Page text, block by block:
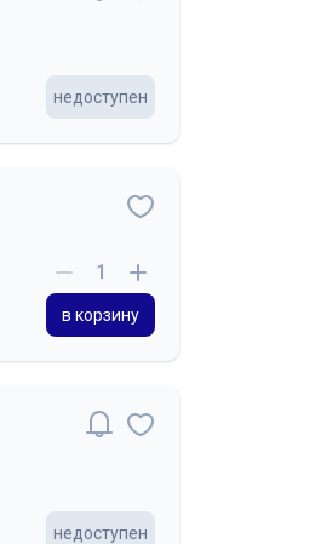
недоступен
в корзину
недоступен